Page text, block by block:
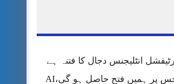
آرٹیفشل انٹلیجنس دجال کا فتنہ ہے
جس پر ہمیں فتح حاصل ہو گی،AI